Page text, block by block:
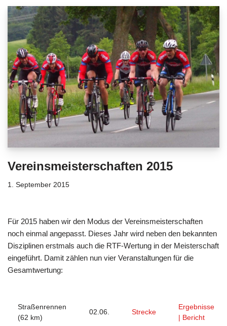
Vereinsmeisterschaften 2015
1. September 2015
Für 2015 haben wir den Modus der Vereinsmeisterschaften
noch einmal angepasst. Dieses Jahr wird neben den bekannten
Disziplinen erstmals auch die RTF-Wertung in der Meisterschaft
eingeführt. Damit zählen nun vier Veranstaltungen für die
Gesamtwertung:
Straßenrennen
(62 km)
02.06. Strecke
Ergebnisse
| Bericht